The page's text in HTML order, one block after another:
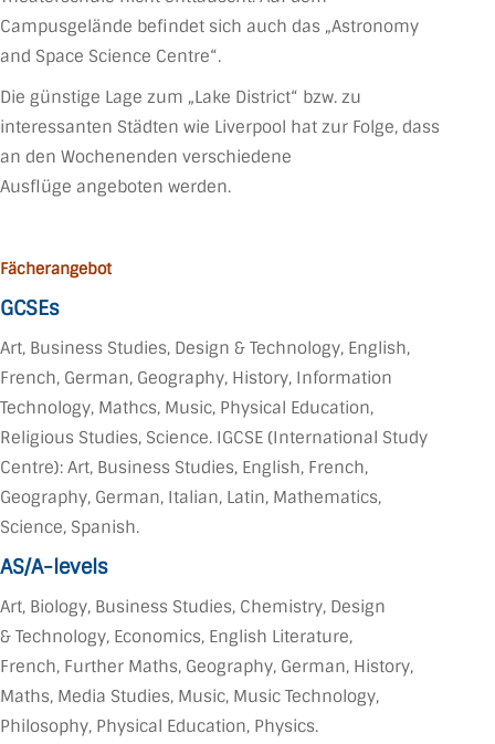
Campusgelände befindet sich auch das „Astronomy
and Space Science Centre“.
Die günstige Lage zum „Lake District“ bzw. zu
interessanten Städten wie Liverpool hat zur Folge, dass
an den Wochenenden verschiedene
Ausflüge angeboten werden.
Fächerangebot
GCSEs
Art, Business Studies, Design & Technology, English,
French, German, Geography, History, Information
Technology, Mathcs, Music, Physical Education,
Religious Studies, Science. IGCSE (International Study
Centre): Art, Business Studies, English, French,
Geography, German, Italian, Latin, Mathematics,
Science, Spanish.
AS/A-levels
Art, Biology, Business Studies, Chemistry, Design
& Technology, Economics, English Literature,
French, Further Maths, Geography, German, History,
Maths, Media Studies, Music, Music Technology,
Philosophy, Physical Education, Physics.